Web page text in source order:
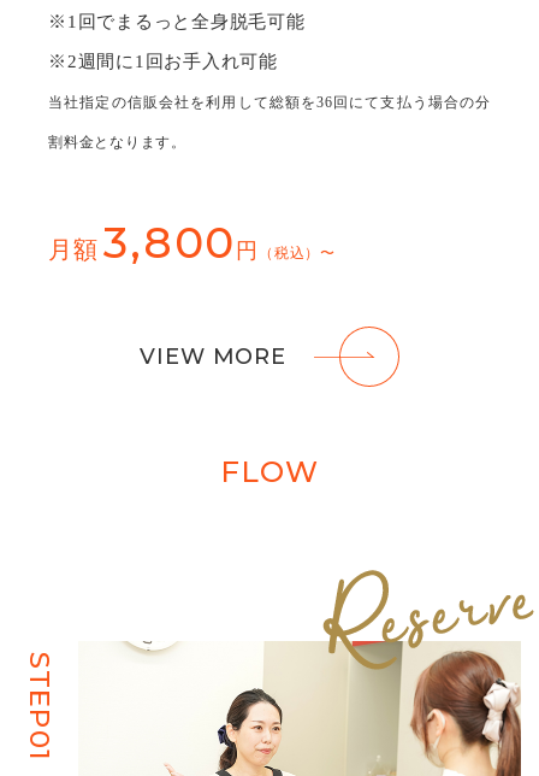
※1回でまるっと全⾝脱⽑可能
※2週間に1回お⼿⼊れ可能
当社指定の信販会社を利用して総額を36回にて支払う場合の分
割料金となります。
月額 3,800 円 （税込）〜
VIEW MORE
FLOW
STEP01